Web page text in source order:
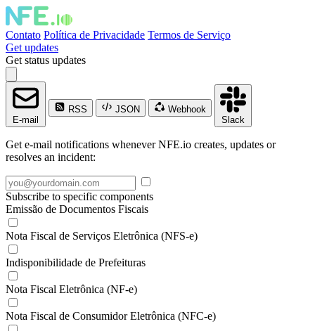
Contato Política de Privacidade Termos de Serviço
Get updates
Get status updates
E-mail
RSS JSON
Webhook
Slack
Get e-mail notifications whenever NFE.io creates, updates or
resolves an incident:
Subscribe to specific components
Emissão de Documentos Fiscais
Nota Fiscal de Serviços Eletrônica (NFS-e)
Indisponibilidade de Prefeituras
Nota Fiscal Eletrônica (NF-e)
Nota Fiscal de Consumidor Eletrônica (NFC-e)